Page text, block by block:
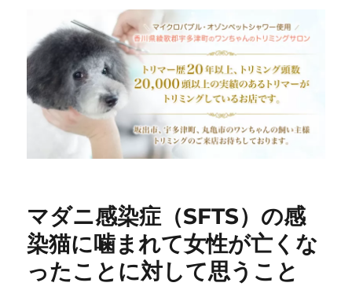
マダニ感染症（SFTS）の感
染猫に噛まれて女性が亡くな
ったことに対して思うこと